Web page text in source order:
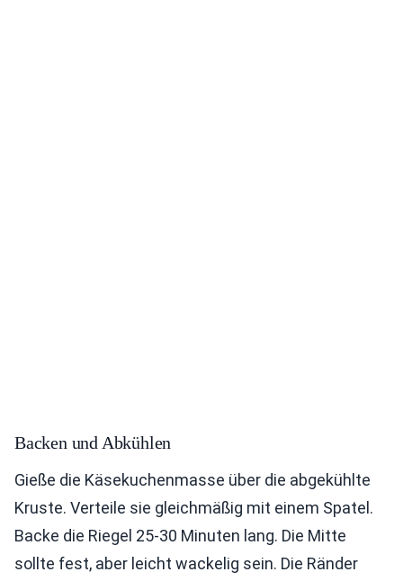
Backen und Abkühlen
Gieße die Käsekuchenmasse über die abgekühlte
Kruste. Verteile sie gleichmäßig mit einem Spatel.
Backe die Riegel 25-30 Minuten lang. Die Mitte
sollte fest, aber leicht wackelig sein. Die Ränder